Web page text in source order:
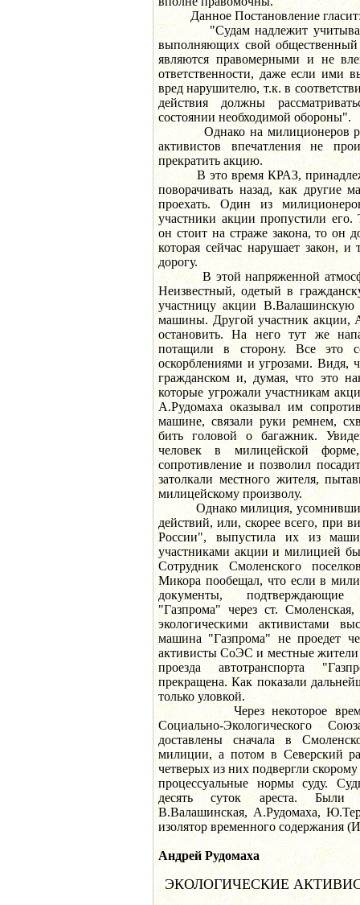
Данное Постановление
"Судам надлежит учитывать,
выполняющих свой
являются правомерными и не
ответственности, даже если ими
вред нарушителю, т.к. в
действия должны
состоянии необходимой обороны".
Однако на милиционеров
активистов впечатления не
прекратить акцию.
В это время КРАЗ,
поворачивать назад, как другие
проехать. Один из
участники акции пропустили его.
он стоит на страже закона, то он
которая сейчас нарушает закон, и
дорогу.
В этой напряженной
Неизвестный, одетый в
участницу акции В.Валашинскую
машины. Другой участник акции,
остановить. На него тут же
потащили в сторону. Все это
оскорблениями и угрозами. Видя,
гражданском и, думая, что это
которые угрожали участникам
А.Рудомаха оказывал им
машине, связали руки ремнем,
бить головой о багажник.
человек в милицейской
сопротивление и позволил
затолкали местного жителя,
милицейскому произволу.
Однако милиция,
действий, или, скорее всего, при
России", выпустила их из
участниками акции и милицией
Сотрудник Смоленского
Микора пообещал, что если в
документы, подтверждающие
"Газпрома" через ст.
экологическими активистами
машина "Газпрома" не проедет
активисты СоЭС и местные жители
проезда автотранспорта
прекращена. Как показали
только уловкой.
Через некоторое время
Социально-Экологического
доставлены сначала в
милиции, а потом в Северский
четверых из них подвергли
процессуальные нормы суду.
десять суток ареста. Были
В.Валашинская, А.Рудомаха,
изолятор временного содержания
Андрей Рудомаха
ЭКОЛОГИЧЕСКИЕ